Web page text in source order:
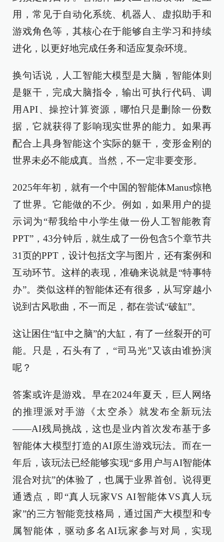
用，常见于自动化系统、机器人、虚拟助手和
游戏角色等，其核心在于能够自主学习和持续
进化，以更好地完成任务和适应复杂环境。
换句话说，人工智能大模型是大脑，智能体则
是躯干，完成大脑指令，输出可执行代码、调
用API、操控计算资源，哪怕只是删除一份数
据，它就获得了影响现实世界的能力。如果再
配合上具身智能这个实际的躯干，变形金刚的
世界未必不能成真。当然，不一定非要变形。
2025年年初，就有一个中国的智能体Manus惊艳
了世界。它能做的不少。例如，如果用户的提
示词为“帮我给中小学生做一份人工智能教育
PPT”，43分钟后，就生成了一份包含5个章节共
31页的PPT，设计包括文字与图片，还有案例和
互动环节。这样的表现，准确来说就是“特事特
办”。类似这样的智能体还有很多，从写穿越小
说到古风歌曲，不一而足，都在尝试“破缸”。
这让困住“缸中之脑”的大缸，有了一丝裂开的可
能。只是，石头有了，“司马光”又该由谁扮演
呢？
答案或许是游戏。早在2024年夏天，巨人网络
的推理派对手游《太空杀》就发布全新玩法
——AI残局挑战，这也是业内首次发布基于多
智能体大模型打造的AI原生游戏玩法。而在一
年后，该玩法已经能够实现“多用户与AI智能体
混合对抗”的体验了，也属于业界首创。说得更
通透点，即“真人玩家VS AI智能体VS真人玩
家”的三方智能竞技格局，通过国产大模型和专
属智能体，驱动多名AI玩家参与对局，实现